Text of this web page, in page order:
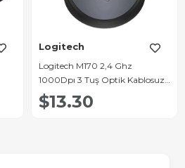
Logitech
Logitech M170 2,4 Ghz
1000Dpı 3 Tuş Optik Kablosuz
Mouse
$13.30